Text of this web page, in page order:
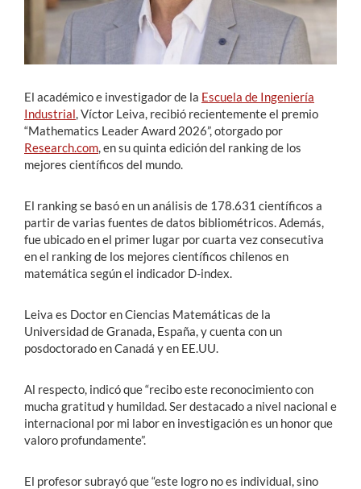
English
El académico e investigador de la Escuela de Ingeniería
Industrial , Víctor Leiva, recibió recientemente el premio
“Mathematics Leader Award 2026”, otorgado por
Research.com , en su quinta edición del ranking de los
mejores científicos del mundo.
El ranking se basó en un análisis de 178.631 científicos a
partir de varias fuentes de datos bibliométricos. Además,
fue ubicado en el primer lugar por cuarta vez consecutiva
en el ranking de los mejores científicos chilenos en
matemática según el indicador D-index.
Leiva es Doctor en Ciencias Matemáticas de la
Universidad de Granada, España, y cuenta con un
posdoctorado en Canadá y en EE.UU.
Al respecto, indicó que “recibo este reconocimiento con
mucha gratitud y humildad. Ser destacado a nivel nacional e
internacional por mi labor en investigación es un honor que
valoro profundamente”.
El profesor subrayó que “este logro no es individual, sino